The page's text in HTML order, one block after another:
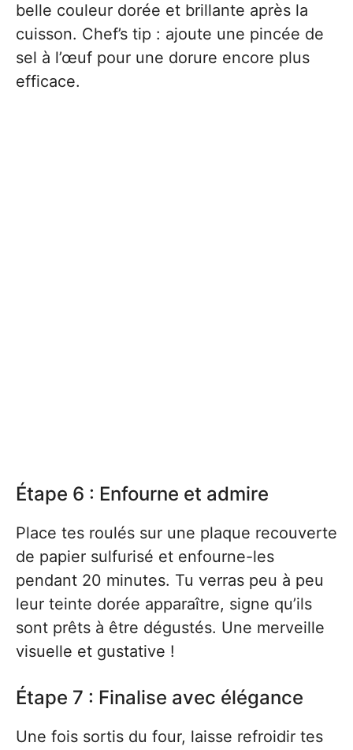
belle couleur dorée et brillante après la
cuisson. Chef’s tip : ajoute une pincée de
sel à l’œuf pour une dorure encore plus
efficace.
Étape 6 : Enfourne et admire
Place tes roulés sur une plaque recouverte
de papier sulfurisé et enfourne-les
pendant 20 minutes. Tu verras peu à peu
leur teinte dorée apparaître, signe qu’ils
sont prêts à être dégustés. Une merveille
visuelle et gustative !
Étape 7 : Finalise avec élégance
Une fois sortis du four, laisse refroidir tes